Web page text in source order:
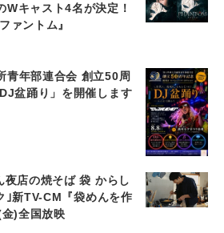
Wキャスト4名が決定！
ァントム』
青年部連合会 創立50周
盆踊り」を開催します
夜店の焼そば 袋 からし
｣新TV-CM『袋めんを作
)全国放映